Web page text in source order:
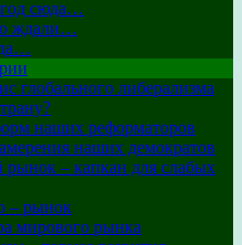
сюда…
ждали…
глобального либерализма
наших реформаторов
наших демократов
– капкан для слабых
– рынок
мирового рынка